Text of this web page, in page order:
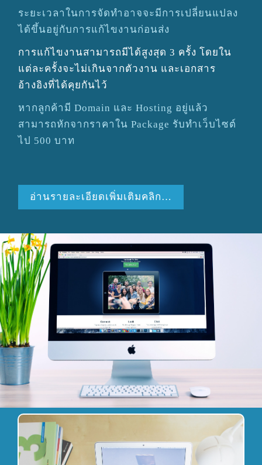
ระยะเวลาในการจัดทำอาจจะมีการเปลี่ยนแปลง
ได้ขึ้นอยู่กับการแก้ไขงานก่อนส่ง
การแก้ไขงานสามารถมีได้สูงสุด3 ครั้ง โดยใน
แต่ละครั้งจะไม่เกินจากตัวงาน และเอกสาร
อ้างอิงที่ได้คุยกันไว้
หากลูกค้ามี Domain และ Host­ing อยู่แล้ว
สามารถหักจากราคาใน Pack­age รับทำเว็บไซต์
ไป 500 บาท
อ่านรายละเอียดเพิ่มเติมคลิก…